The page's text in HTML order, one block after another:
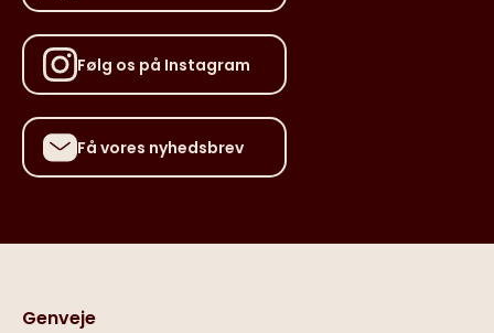
Følg os på Instagram
Få vores nyhedsbrev
Genveje